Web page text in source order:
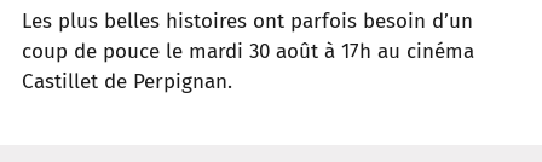
Les plus belles histoires ont parfois besoin d’un
coup de pouce le mardi 30 août à 17h au cinéma
Castillet de Perpignan.